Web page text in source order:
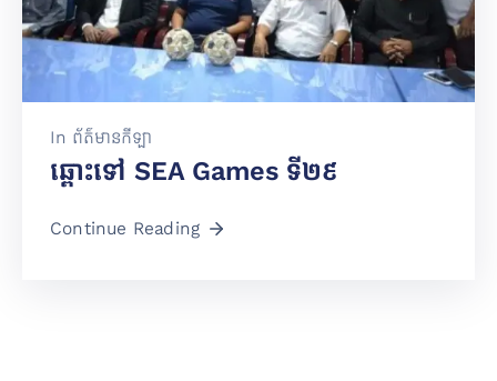
តូប
អាហារ
បរិក្ខារ
In ព័ត៌មានកីឡា
ឆ្ពោះទៅ SEA Games ទី២៩
Continue Reading